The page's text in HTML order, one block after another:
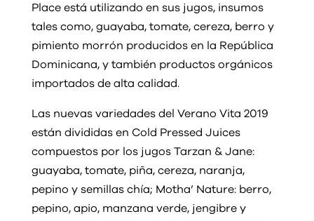
Place está utilizando en sus jugos, insumos
tales como, guayaba, tomate, cereza, berro y
pimiento morrón producidos en la República
Dominicana, y también productos orgánicos
importados de alta calidad.
Las nuevas variedades del Verano Vita 2019
están divididas en Cold Pressed Juices
compuestos por los jugos Tarzan & Jane:
guayaba, tomate, piña, cereza, naranja,
pepino y semillas chía; Motha’ Nature: berro,
pepino, apio, manzana verde, jengibre y